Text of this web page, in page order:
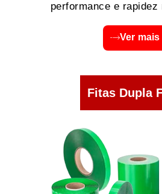
performance e rapidez
Ver mais
Fitas Dupla